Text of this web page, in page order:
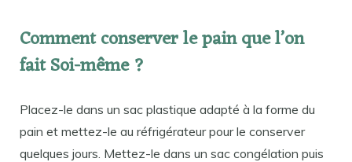
Comment conserver le pain que l’on
fait Soi-même ?
Placez-le dans un sac plastique adapté à la forme du
pain et mettez-le au réfrigérateur pour le conserver
quelques jours. Mettez-le dans un sac congélation puis